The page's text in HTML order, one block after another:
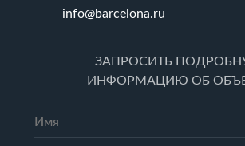
info@barcelona.ru
ЗАПРОСИТЬ
ИНФОРМАЦИЮ ОБ